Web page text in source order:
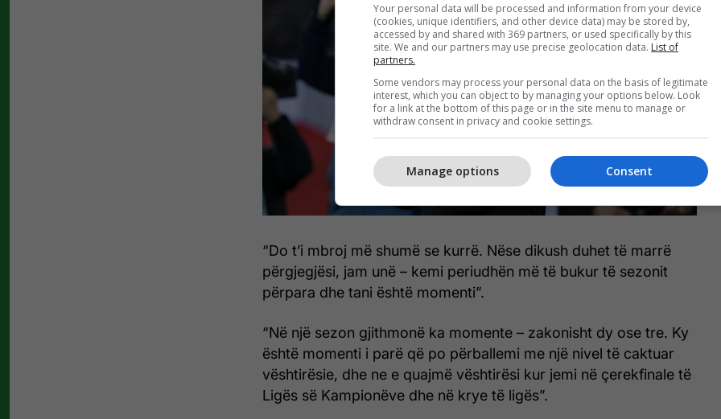
“Do t’i mbroj më shumë se kurrë. Nëse dikush duhet të marrë
përgjegjësi, jam unë – kemi periudhën më të bukur të sezonit
përpara dhe tani është momenti”.
“Në një sezon gjithmonë ka momente – zakonisht dy ose tre. Ky
është momenti i parë që po përballemi me një nivel të caktuar
vështirësie, dhe ne e quajmë vështirësi kur jemi në çerekfinale të
Ligës së Kampionëve dhe në krye të ligës”.
Your personal data will be processed and information from your device
(cookies, unique identifiers, and other device data) may be stored by,
accessed by and shared with 369 partners, or used specifically by this
site. We and our partners may use precise geolocation data. List of
partners.
Some vendors may process your personal data on the basis of legitimate
interest, which you can object to by managing your options below. Look
for a link at the bottom of this page or in the site menu to manage or
withdraw consent in privacy and cookie settings.
Consent
Manage options